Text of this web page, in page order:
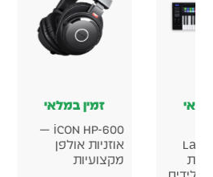
זמין במלאי
אולפן
זמין במלאי
Teenage
Engineering EP-